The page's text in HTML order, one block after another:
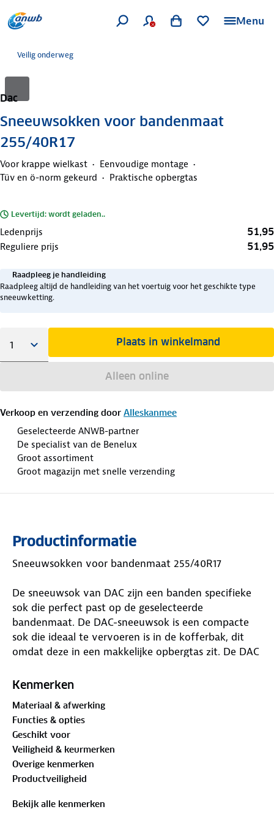
Menu
Veilig onderweg
Dac
Sneeuwsokken voor bandenmaat
255/40R17
Voor krappe wielkast
Eenvoudige montage
Tüv en ö-norm gekeurd
Praktische opbergtas
Levertijd: wordt geladen..
Ledenprijs 51,95
Reguliere prijs 51,95
Raadpleeg je handleiding
Raadpleeg altijd de handleiding van het voertuig voor het geschikte type
sneeuwketting.
Plaats in winkelmand
Alleen online
Verkoop en verzending door Alleskanmee
Geselecteerde ANWB-partner
De specialist van de Benelux
Groot assortiment
Groot magazijn met snelle verzending
Productinformatie
Sneeuwsokken voor bandenmaat 255/40R17
De sneeuwsok van DAC zijn een banden specifieke
sok die perfect past op de geselecteerde
bandenmaat. De DAC-sneeuwsok is een compacte
sok die ideaal te vervoeren is in de kofferbak, dit
omdat deze in een makkelijke opbergtas zit. De DAC
voldoen aan alle certificering binnen Europa, dat
ten opzichte van de sneeuwketting.
Waar is deze Sneeuwsokken voor bandenmaat
255/40R17 geschikt voor
De DAC-sneeuwsokken zijn het ideale hulpmiddel als
je onderweg in winterse omstandigheden terecht
komt. De sneeuwsok is zeer geschikt voor de
Kenmerken
Materiaal & afwerking
Functies & opties
Geschikt voor
Veiligheid & keurmerken
Overige kenmerken
Productveiligheid
Bekijk alle kenmerken